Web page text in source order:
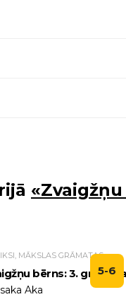
5-6
MĀKSLAS GRĀMATAS
bērns: 3. grāmata
Aka